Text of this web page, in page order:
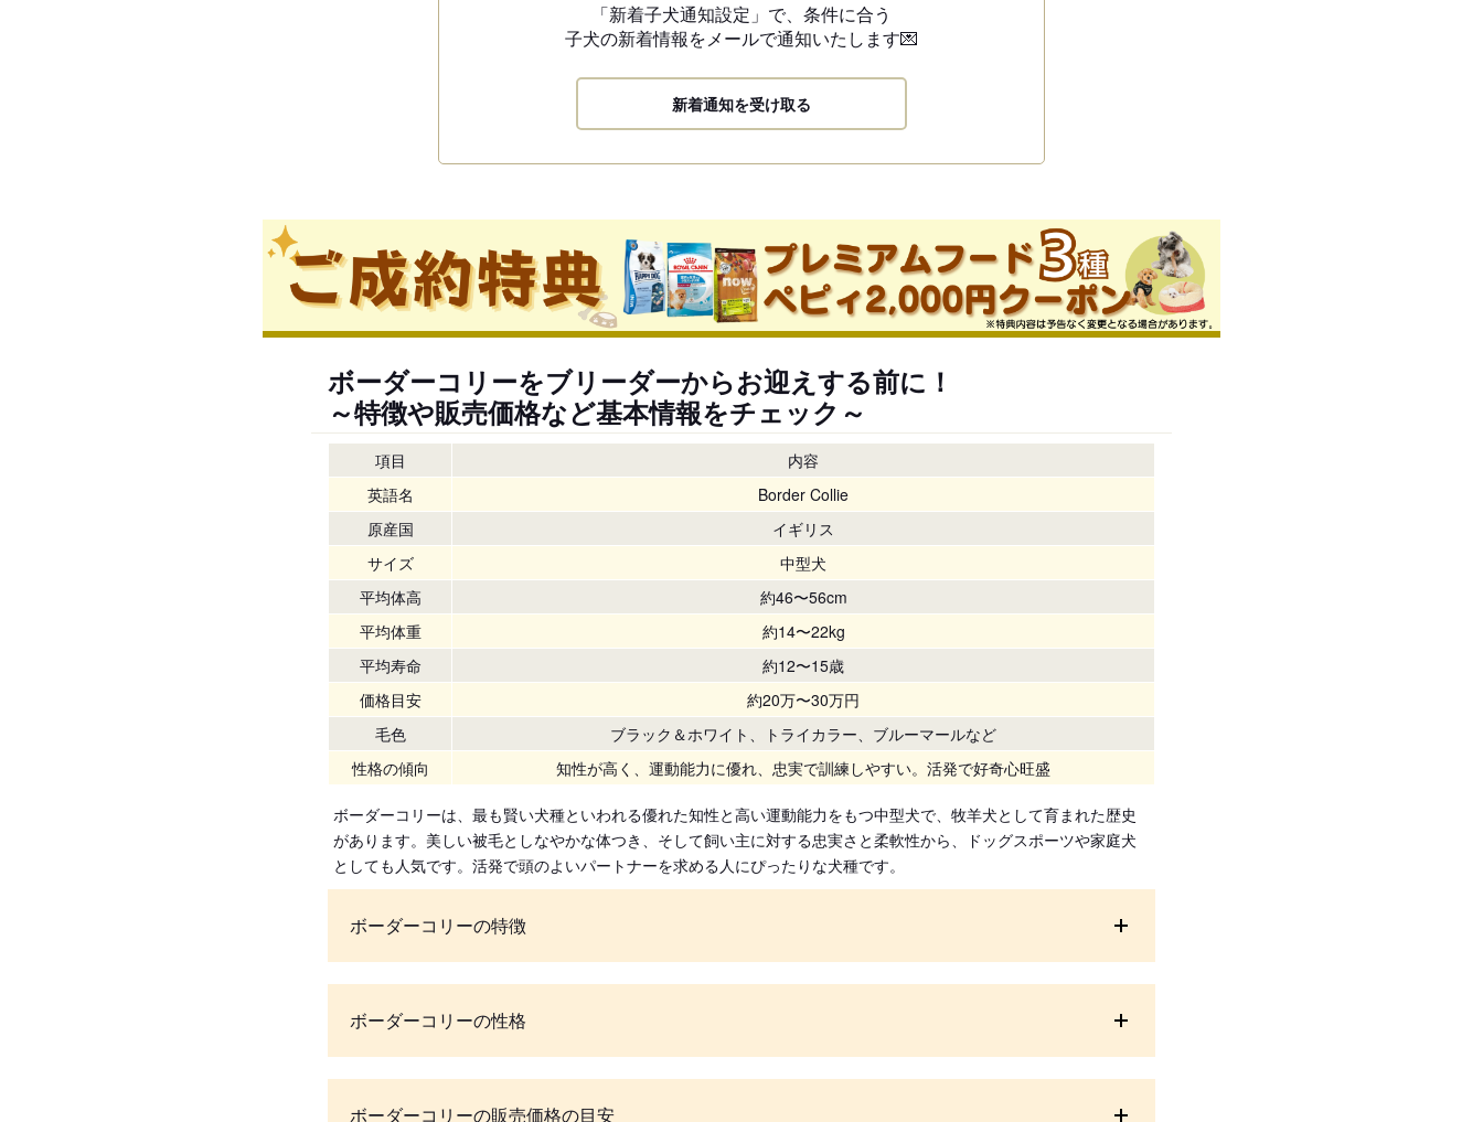
「新着子犬通知設定」で、 条件に合う
子犬の新着情報をメールで通知いたします💌
新着通知を受け取る
ボーダーコリーをブリーダーからお迎えする前に！
～特徴や販売価格など基本情報をチェック～
項目
内容
英語名
Border Collie
原産国
イギリス
サイズ
中型犬
平均体高
約46〜56cm
平均体重
約14〜22kg
平均寿命
約12〜15歳
価格目安
約20万〜30万円
毛色
ブラック＆ホワイト、トライカラー、ブルーマールなど
性格の傾向
知性が高く、運動能力に優れ、忠実で訓練しやすい。活発で好奇心旺盛
ボーダーコリーは、最も賢い犬種といわれる優れた知性と高い運動能力をもつ中型犬で、牧羊犬として育まれた歴史
があります。美しい被毛としなやかな体つき、そして飼い主に対する忠実さと柔軟性から、ドッグスポーツや家庭犬
としても人気です。活発で頭のよいパートナーを求める人にぴったりな犬種です。
ボーダーコリーの特徴
ボーダーコリーの性格
ボーダーコリーの販売価格の目安